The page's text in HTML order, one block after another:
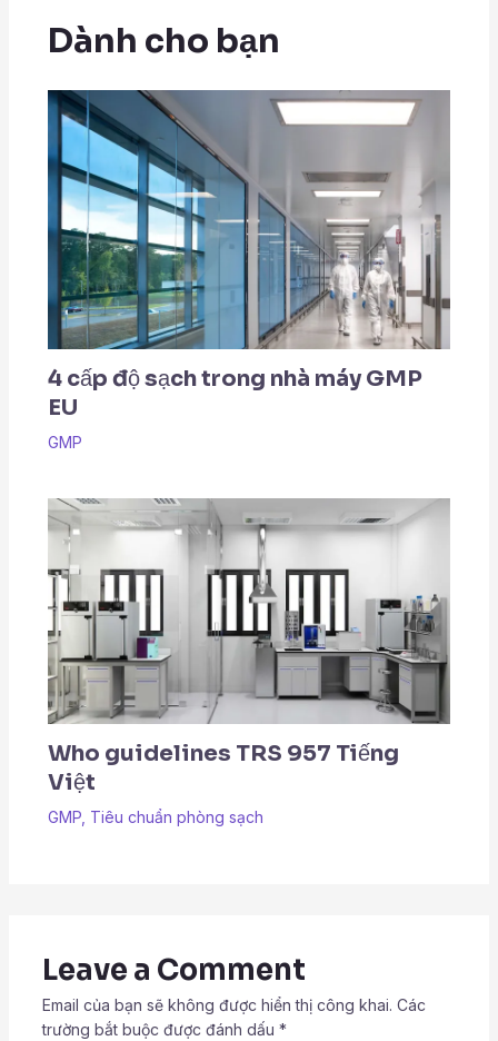
Dành cho bạn
4 cấp độ sạch trong nhà máy GMP
EU
GMP
Who guidelines TRS 957 Tiếng
Việt
GMP, Tiêu chuẩn phòng sạch
Leave a Comment
Email của bạn sẽ không được hiển thị công khai. Các
trường bắt buộc được đánh dấu *